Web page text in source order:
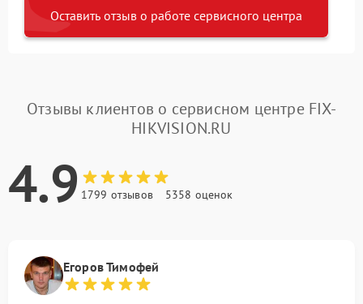
Оставить отзыв о работе сервисного центра
Отзывы клиентов о сервисном центре FIX-
HIKVISION.RU
4.9 1799 отзывов 5358 оценок
Егоров Тимофей